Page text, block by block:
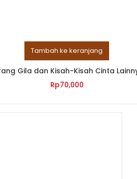
Tambah ke keranjang
Gila dan Kisah-Kisah Cinta
Rp70,000